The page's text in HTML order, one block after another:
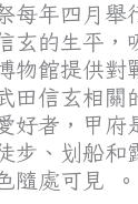
每年四月舉
玄的生平，
物館提供對
田信玄相關
好者，甲府
步、划船和
隨處可見 。